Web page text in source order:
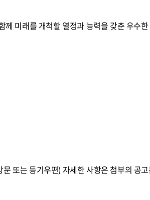
미래를 개척할 열정과 능력을 갖춘 우수
또는 등기우편) 자세한 사항은 첨부의 공